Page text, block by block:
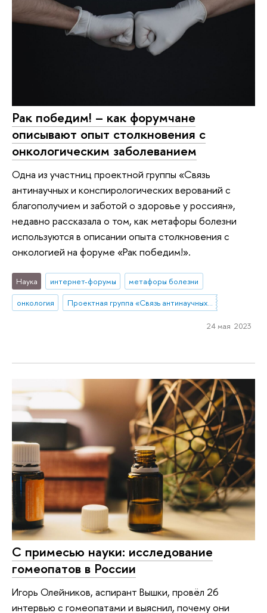
Рак победим! – как форумчане
описывают опыт столкновения с
онкологическим заболеванием
Одна из участниц проектной группы «Связь
антинаучных и конспирологических верований с
благополучием и заботой о здоровье у россиян»,
недавно рассказала о том, как метафоры болезни
используются в описании опыта столкновения с
онкологией на форуме «Рак победим!».
Наука интернет-форумы
метафоры болезни
онкология
Проектная группа «Связь антинаучных и конспирологических верований с благополучием и заботой о здоровье у россиян»
24 мая 2023
С примесью науки: исследование
гомеопатов в России
Игорь Олейников, аспирант Вышки, провёл 26
интервью с гомеопатами и выяснил, почему они